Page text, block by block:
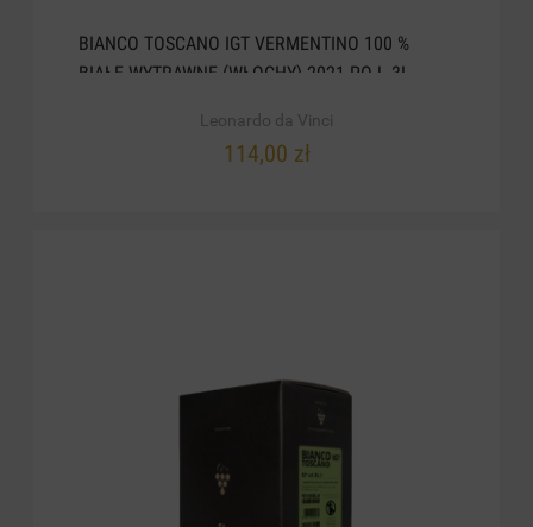
BIANCO TOSCANO IGT VERMENTINO 100 %
BIAŁE WYTRAWNE (WŁOCHY) 2021 POJ. 3L
Leonardo da Vinci
114,00 zł